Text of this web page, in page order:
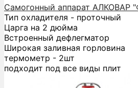
Самогонный аппарат АЛКОВАР
Тип охладителя - проточный
Царга на 2 дюйма
Встроенный дефлегматор
Широкая заливная горловина
термометр - 2шт
подходит под все виды плит